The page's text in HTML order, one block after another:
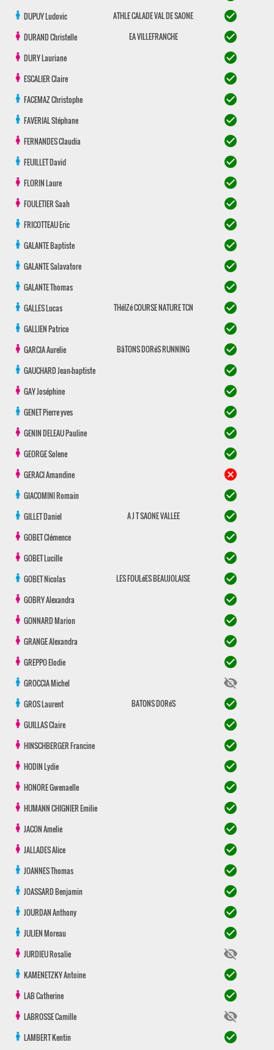
DUPUYLudovic ATHLE CALADE VAL DE SAONE check_circle
DURANDChristelle EA VILLEFRANCHE check_circle
DURYLauriane check_circle
ESCALIERClaire check_circle
FACEMAZChristophe check_circle
FAVERIALStéphane check_circle
FERNANDESClaudia check_circle
FEUILLETDavid check_circle
FLORINLaure check_circle
FOULETIERSaah check_circle
FRICOTTEAUEric check_circle
GALANTEBaptiste check_circle
GALANTESalavatore check_circle
GALANTEThomas check_circle
GALLESLucas THéIZé COURSE NATURE TCN check_circle
GALLIENPatrice check_circle
GARCIAAurelie BâTONS DORéS RUNNING check_circle
GAUCHARDJean-baptiste check_circle
GAYJoséphine check_circle
GENETPierre yves check_circle
GENIN DELEAUPauline check_circle
GEORGESolene check_circle
GERACIAmandine cancel
GIACOMINIRomain check_circle
GILLETDaniel A J T SAONE VALLEE check_circle
GOBETClémence check_circle
GOBETLucille check_circle
GOBETNicolas LES FOULéES BEAUJOLAISE check_circle
GOBRYAlexandra check_circle
GONNARDMarion check_circle
GRANGEAlexandra check_circle
GREPPOElodie check_circle
GROCCIAMichel visibility_off
GROSLaurent BATONS DORéS check_circle
GUILLASClaire check_circle
HINSCHBERGERFrancine check_circle
HODINLydie check_circle
HONOREGwenaelle check_circle
HUMANN CHIGNIEREmilie check_circle
JACONAmelie check_circle
JALLADESAlice check_circle
JOANNESThomas check_circle
JOASSARDBenjamin check_circle
JOURDANAnthony check_circle
JULIENMoreau check_circle
JURDIEURosalie visibility_off
KAMENETZKYAntoine check_circle
LABCatherine check_circle
LABROSSECamille visibility_off
LAMBERTKentin check_circle